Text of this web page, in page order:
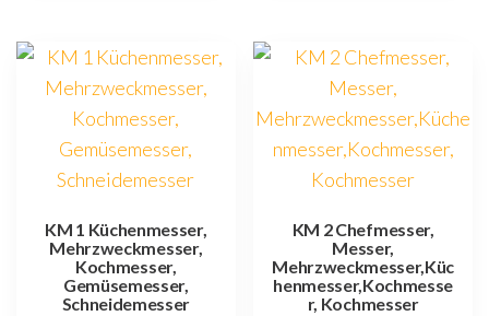
KM 1 Küchenmesser,
Mehrzweckmesser,
Kochmesser,
Gemüsemesser,
Schneidemesser
KM 2 Chefmesser,
Messer,
Mehrzweckmesser,Küc
henmesser,Kochmesse
r, Kochmesser